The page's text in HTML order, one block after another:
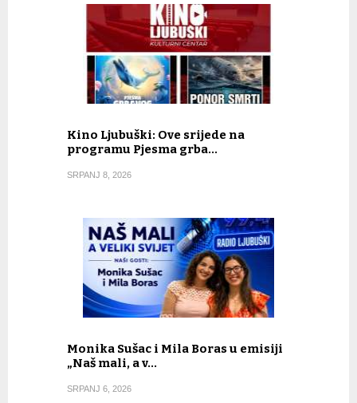
Kino Ljubuški: Ove srijede na
programu Pjesma grba…
SRPANJ 8, 2026
Monika Sušac i Mila Boras u emisiji
„Naš mali, a v…
SRPANJ 6, 2026